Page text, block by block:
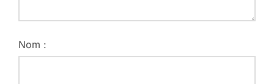
Nom :